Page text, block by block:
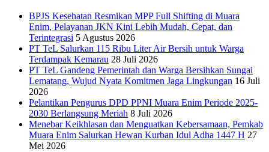
BPJS Kesehatan Resmikan MPP Full Shifting di Muara
Enim, Pelayanan JKN Kini Lebih Mudah, Cepat, dan
Terintegrasi 5 Agustus 2026
PT TeL Salurkan 115 Ribu Liter Air Bersih untuk Warga
Terdampak Kemarau 28 Juli 2026
PT TeL Gandeng Pemerintah dan Warga Bersihkan Sungai
Lematang, Wujud Nyata Komitmen Jaga Lingkungan 16 Juli
2026
Pelantikan Pengurus DPD PPNI Muara Enim Periode 2025-
2030 Berlangsung Meriah 8 Juli 2026
Menebar Keikhlasan dan Menguatkan Kebersamaan, Pemkab
Muara Enim Salurkan Hewan Kurban Idul Adha 1447 H 27
Mei 2026